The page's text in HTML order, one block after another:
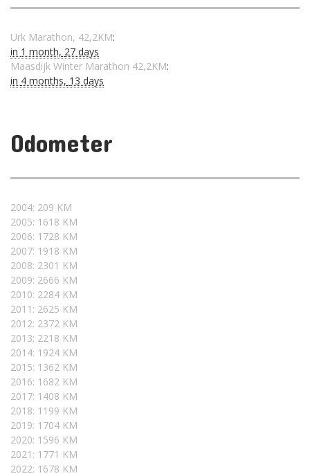
Urk Marathon, 42,2KM:
in 1 month, 27 days
Maasdijk Winter Marathon 42,2KM:
in 4 months, 13 days
Odometer
2004: 209 KM
2005: 1618 KM
2006: 1728 KM
2007: 1918 KM
2008: 2301 KM
2009: 2666 KM
2010: 2284 KM
2011: 2625 KM
2012: 2372 KM
2013: 2218 KM
2014: 1924 KM
2015: 1362 KM
2016: 1682 KM
2017: 1408 KM
2018: 1199 KM
2019: 1704 KM
2020: 1596 KM
2021: 1771 KM
2022: 1678 KM